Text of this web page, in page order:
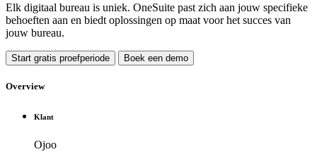
Elk digitaal bureau is uniek. OneSuite past zich aan jouw specifieke
behoeften aan en biedt oplossingen op maat voor het succes van
jouw bureau.
Start gratis proefperiode Boek een demo
Overview
Klant
Ojoo